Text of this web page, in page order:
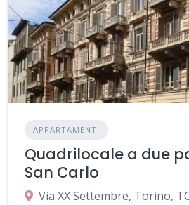
APPARTAMENTI
Quadrilocale a due
San Carlo
Via XX Settembre, Torino,